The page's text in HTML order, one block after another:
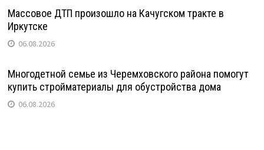
Массовое ДТП произошло на Качугском тракте в
Иркутске
06.08.2026
Многодетной семье из Черемховского района помогут
купить стройматериалы для обустройства дома
06.08.2026